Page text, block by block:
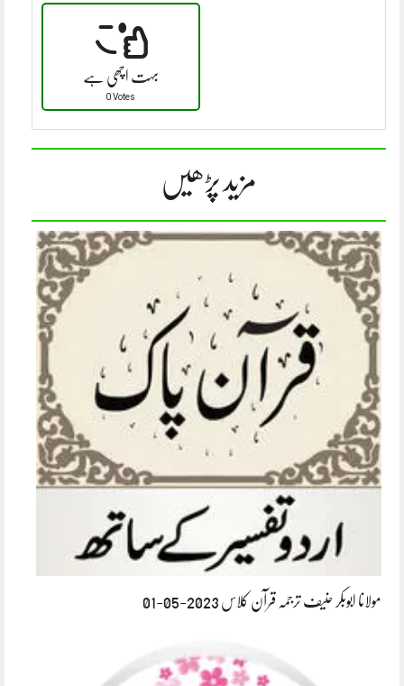
بہت اچھی ہے
0 Votes
مزید پڑھیں
مولانا ابوبکر حنیف ترجمہ قرآن کلاس 2023-05-01